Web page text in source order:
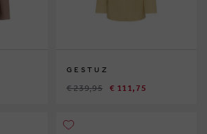
GESTUZ
€ 239,95 € 111,75